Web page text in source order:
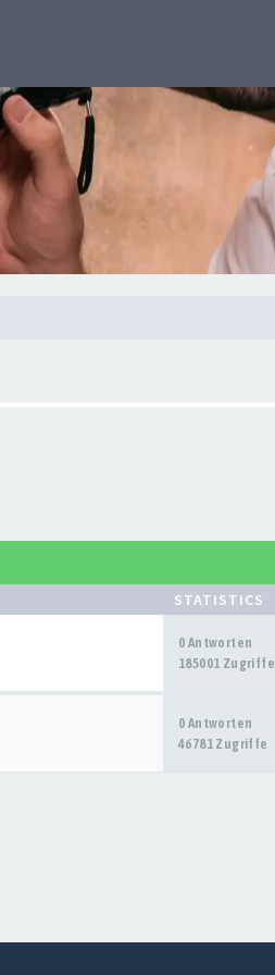
STATISTICS
0 Antworten
185001 Zugriffe
0 Antworten
46781 Zugriffe